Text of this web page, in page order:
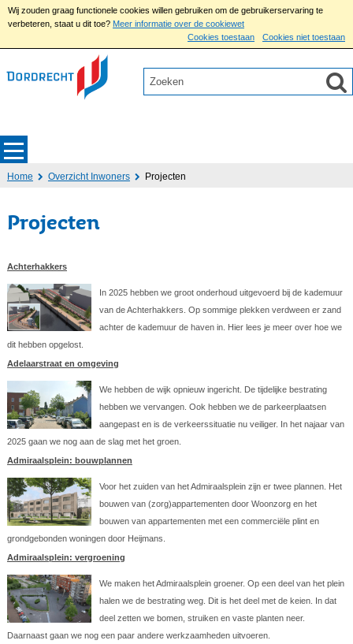
Wij zouden graag functionele cookies willen gebruiken om de gebruikerservaring te
verbeteren, staat u dit toe? Meer informatie over de cookiewet
Cookies toestaan
Cookies niet toestaan
Home Overzicht Inwoners Projecten
Projecten
Achterhakkers
In 2025 hebben we groot onderhoud uitgevoerd bij de kademuur
van de Achterhakkers. Op sommige plekken verdween er zand
achter de kademuur de haven in. Hier lees je meer over hoe we
dit hebben opgelost.
Adelaarstraat en omgeving
We hebben de wijk opnieuw ingericht. De tijdelijke bestrating
hebben we vervangen. Ook hebben we de parkeerplaatsen
aangepast en is de verkeerssituatie nu veiliger. In het najaar van
2025 gaan we nog aan de slag met het groen.
Admiraalsplein: bouwplannen
Voor het zuiden van het Admiraalsplein zijn er twee plannen. Het
bouwen van (zorg)appartementen door Woonzorg en het
bouwen van appartementen met een commerciële plint en
grondgebonden woningen door Heijmans.
Admiraalsplein: vergroening
We maken het Admiraalsplein groener. Op een deel van het plein
halen we de bestrating weg. Dit is het deel met de keien. In dat
deel zetten we bomen, struiken en vaste planten neer.
Daarnaast gaan we nog een paar andere werkzaamheden uitvoeren.